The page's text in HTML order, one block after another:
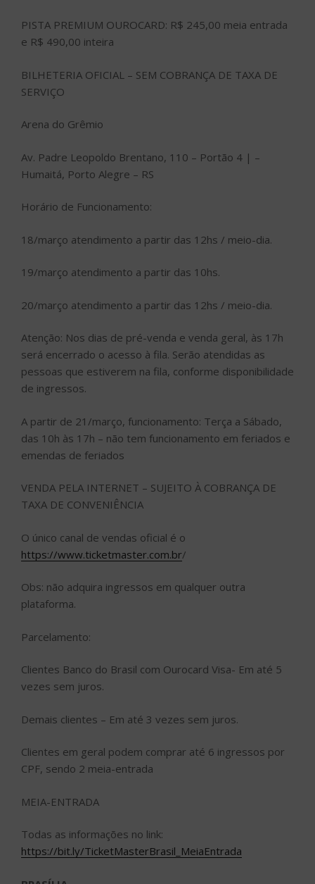
PISTA PREMIUM OUROCARD: R$ 245,00 meia entrada
e R$ 490,00 inteira
BILHETERIA OFICIAL – SEM COBRANÇA DE TAXA DE
SERVIÇO
Arena do Grêmio
Av. Padre Leopoldo Brentano, 110 – Portão 4 | –
Humaitá, Porto Alegre – RS
Horário de Funcionamento:
18/março atendimento a partir das 12hs / meio-dia.
19/março atendimento a partir das 10hs.
20/março atendimento a partir das 12hs / meio-dia.
Atenção: Nos dias de pré-venda e venda geral, às 17h
será encerrado o acesso à fila. Serão atendidas as
pessoas que estiverem na fila, conforme disponibilidade
de ingressos.
A partir de 21/março, funcionamento: Terça a Sábado,
das 10h às 17h – não tem funcionamento em feriados e
emendas de feriados
VENDA PELA INTERNET – SUJEITO À COBRANÇA DE
TAXA DE CONVENIÊNCIA
O único canal de vendas oficial é o
https://www.ticketmaster.com.br/
Obs: não adquira ingressos em qualquer outra
plataforma.
Parcelamento:
Clientes Banco do Brasil com Ourocard Visa- Em até 5
vezes sem juros.
Demais clientes – Em até 3 vezes sem juros.
Clientes em geral podem comprar até 6 ingressos por
CPF, sendo 2 meia-entrada
MEIA-ENTRADA
Todas as informações no link:
https://bit.ly/TicketMasterBrasil_MeiaEntrada